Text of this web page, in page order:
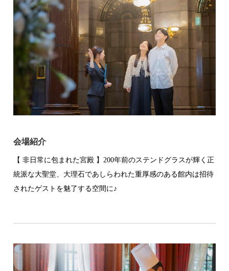
会場紹介
【 非日常に包まれた宮殿 】200年前のステンドグラスが輝く正
統派な大聖堂、大理石であしらわれた重厚感のある館内は招待
されたゲストを魅了する空間に♪